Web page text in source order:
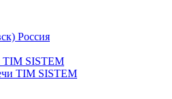
Россия
TIM SISTEM
TIM SISTEM